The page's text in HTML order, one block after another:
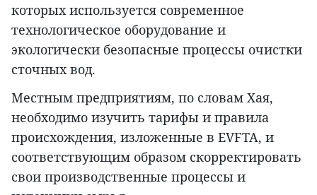
которых используется современное
технологическое оборудование и
экологически безопасные процессы очистки
сточных вод.
Местным предприятиям, по словам Хая,
необходимо изучить тарифы и правила
происхождения, изложенные в EVFTA, и
соответствующим образом скорректировать
свои производственные процессы и